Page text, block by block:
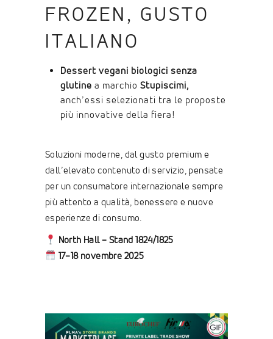
FROZEN, GUSTO
ITALIANO
Dessert vegani biologici senza
glutine a marchio Stupiscimi,
anch’essi selezionati tra le proposte
più innovative della fiera!
Soluzioni moderne, dal gusto premium e
dall’elevato contenuto di servizio, pensate
per un consumatore internazionale sempre
più attento a qualità, benessere e nuove
esperienze di consumo.
North Hall – Stand 1824/1825
17–18 novembre 2025